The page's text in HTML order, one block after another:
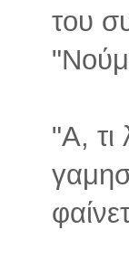
του
"Α, τι